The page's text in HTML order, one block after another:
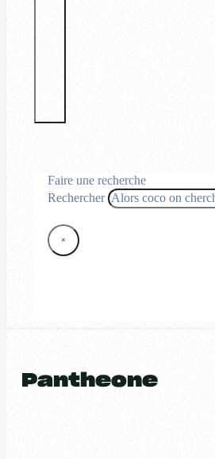
Faire une recherche
Rechercher
×
Pantheone